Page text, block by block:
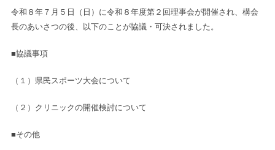
令和８年７月５日（日）に令和８年度第２回理事会が開催され、構会
長のあいさつの後、以下のことが協議・可決されました。
■協議事項
（１）県民スポーツ大会について
（２）クリニックの開催検討について
■その他